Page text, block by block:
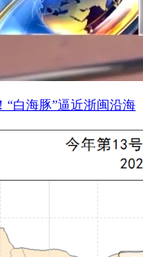
“白海豚”逼近浙闽沿海